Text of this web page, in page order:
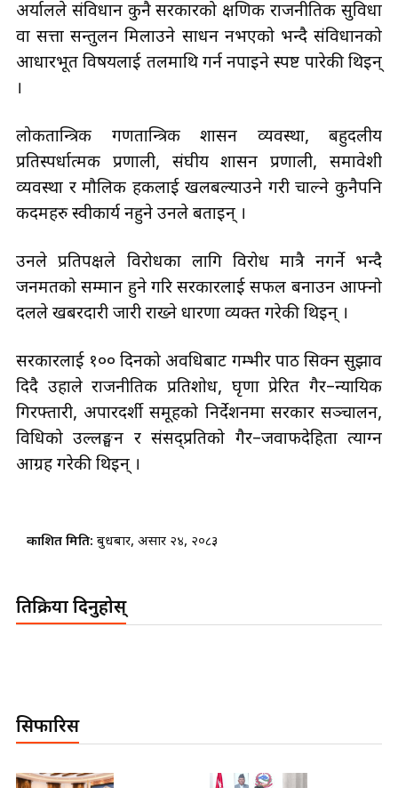
अर्यालले संविधान कुनै सरकारको क्षणिक राजनीतिक सुविधा
वा सत्ता सन्तुलन मिलाउने साधन नभएको भन्दै संविधानको
आधारभूत विषयलाई तलमाथि गर्न नपाइने स्पष्ट पारेकी थिइन्
।
लोकतान्त्रिक गणतान्त्रिक शासन व्यवस्था, बहुदलीय
प्रतिस्पर्धात्मक प्रणाली, संघीय शासन प्रणाली, समावेशी
व्यवस्था र मौलिक हकलाई खलबल्याउने गरी चाल्ने कुनैपनि
कदमहरु स्वीकार्य नहुने उनले बताइन् ।
उनले प्रतिपक्षले विरोधका लागि विरोध मात्रै नगर्ने भन्दै
जनमतको सम्मान हुने गरि सरकारलाई सफल बनाउन आफ्नो
दलले खबरदारी जारी राख्ने धारणा व्यक्त गरेकी थिइन् ।
सरकारलाई १०० दिनको अवधिबाट गम्भीर पाठ सिक्न सुझाव
दिदै उहाले राजनीतिक प्रतिशोध, घृणा प्रेरित गैर–न्यायिक
गिरफ्तारी, अपारदर्शी समूहको निर्देशनमा सरकार सञ्चालन,
विधिको उल्लङ्घन र संसद्प्रतिको गैर–जवाफदेहिता त्याग्न
आग्रह गरेकी थिइन् ।
प्रकाशित मिति: बुधबार, असार २४, २०८३
प्रतिक्रिया दिनुहोस्
सिफारिस